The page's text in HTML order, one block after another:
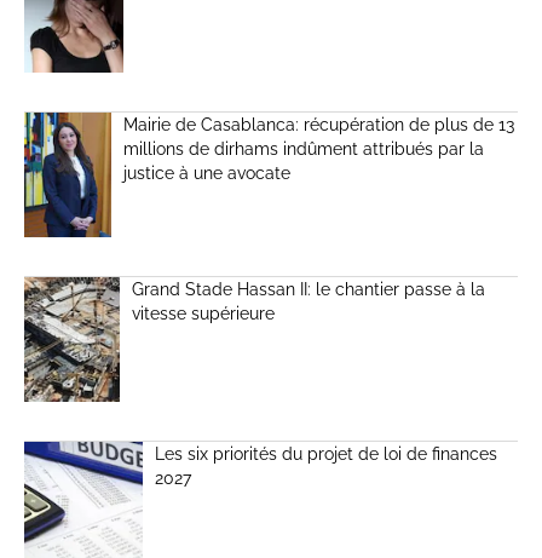
Mairie de Casablanca: récupération de plus de 13
millions de dirhams indûment attribués par la
justice à une avocate
Grand Stade Hassan II: le chantier passe à la
vitesse supérieure
Les six priorités du projet de loi de finances
2027